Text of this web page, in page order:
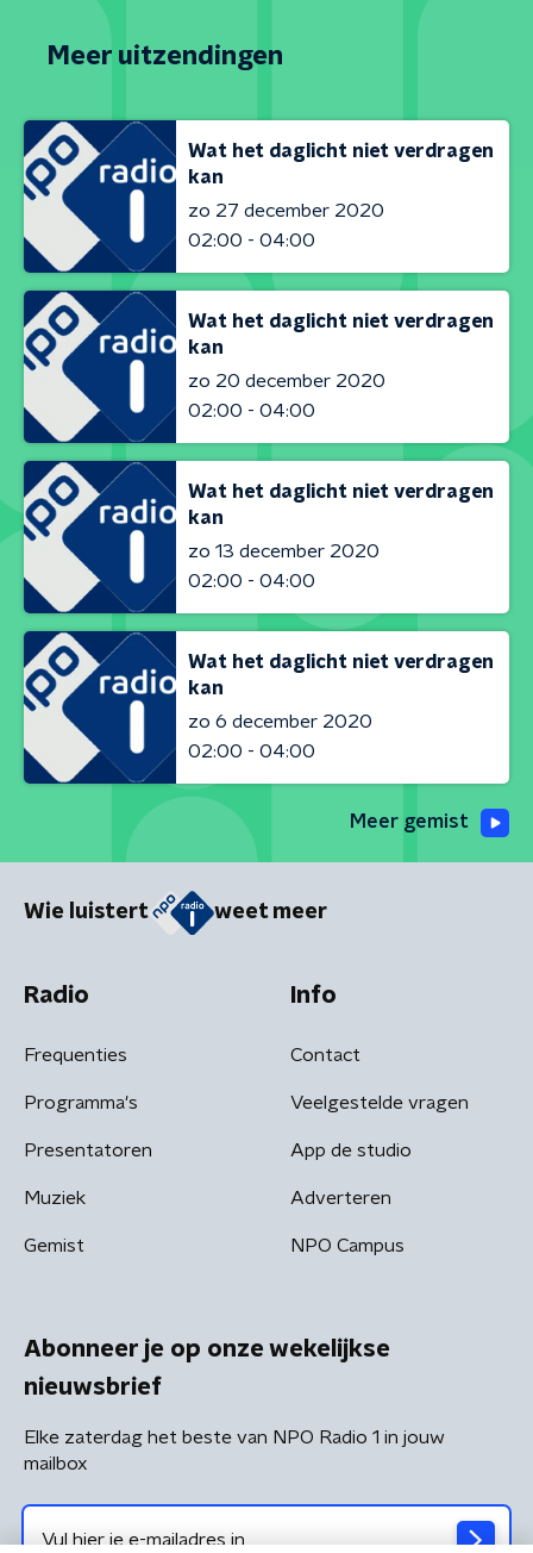
Meer uitzendingen
Wat het daglicht niet verdragen
kan
zo 27 december 2020
02:00 - 04:00
Wat het daglicht niet verdragen
kan
zo 20 december 2020
02:00 - 04:00
Wat het daglicht niet verdragen
kan
zo 13 december 2020
02:00 - 04:00
Wat het daglicht niet verdragen
kan
zo 6 december 2020
02:00 - 04:00
Meer gemist
Wie luistert weet meer
Radio
Frequenties
Programma's
Presentatoren
Muziek
Gemist
Info
Contact
Veelgestelde vragen
App de studio
Adverteren
NPO Campus
Abonneer je op onze wekelijkse
nieuwsbrief
Elke zaterdag het beste van NPO Radio 1 in jouw
mailbox